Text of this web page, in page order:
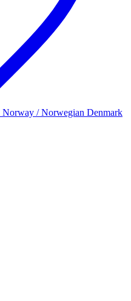
Norway / Norwegian Denmark